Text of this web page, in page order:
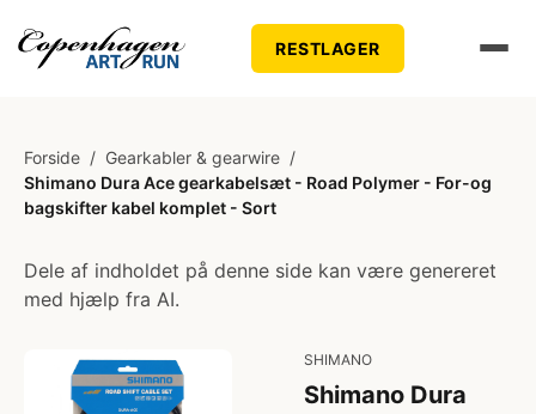
RESTLAGER
Forside / Gearkabler & gearwire /
Shimano Dura Ace gearkabelsæt - Road Polymer - For-og
bagskifter kabel komplet - Sort
Dele af indholdet på denne side kan være genereret
med hjælp fra AI.
SHIMANO
Shimano Dura